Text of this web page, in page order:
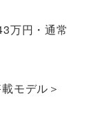
万円・通常
モデル＞